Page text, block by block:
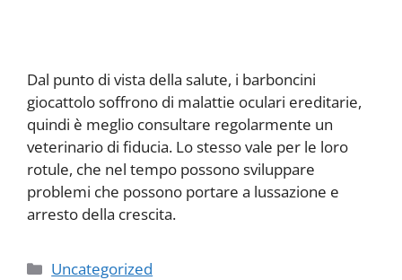
Dal punto di vista della salute, i barboncini
giocattolo soffrono di malattie oculari ereditarie,
quindi è meglio consultare regolarmente un
veterinario di fiducia. Lo stesso vale per le loro
rotule, che nel tempo possono sviluppare
problemi che possono portare a lussazione e
arresto della crescita.
Categorie
Uncategorized